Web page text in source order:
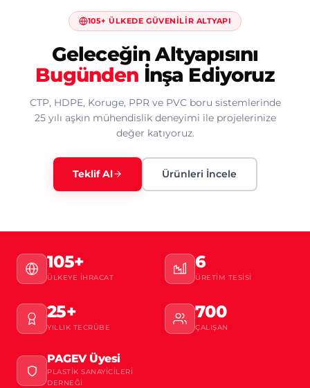
105+ ÜLKEDE GÜVENILIR ALTYAPI
Geleceğin Altyapısını
Bugünden İnşa Ediyoruz
CTP, HDPE, Koruge, PPR ve PVC boru sistemlerinde
25 yılı aşkın mühendislik deneyimi ile projelerinize
değer katıyoruz.
Teklif Al Ürünleri İncele
105+
ÜLKEYE İHRACAT
6
ÜRETIM TESISI
25+
YILLIK TECRÜBE
700
ÇALIŞAN
PAGEV Üyesi
PLASTIK SANAYICILERI
DERNEĞI